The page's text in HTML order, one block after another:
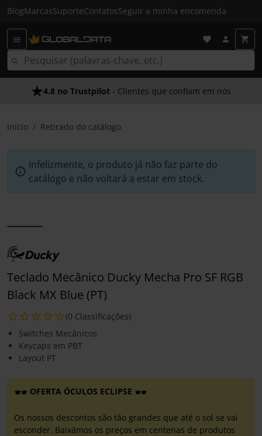
BlogMarcasSuporteContatosSeguir a minha encomenda
4.8 no Trustpilot - Clientes que confiam em nós
Início Retirado do catálogo
Infelizmente, o produto já não faz parte do
catálogo e não voltará a estar em stock.
Teclado Mecânico Ducky Mecha Pro SF RGB
Black MX Blue (PT)
(0 Classificações)
Switches Mecânicos
Keycaps em PBT
Layout PT
OFERTA ÓCULOS ECLIPSE
Os nossos descontos são tão grandes que até o sol se vai
esconder. Baixámos os preços em centenas de produtos